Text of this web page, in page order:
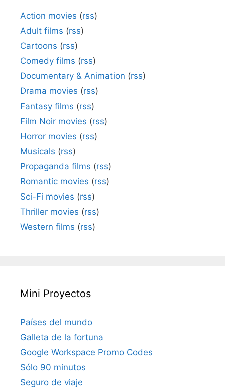
Action movies (rss)
Adult films (rss)
Cartoons (rss)
Comedy films (rss)
Documentary & Animation (rss)
Drama movies (rss)
Fantasy films (rss)
Film Noir movies (rss)
Horror movies (rss)
Musicals (rss)
Propaganda films (rss)
Romantic movies (rss)
Sci-Fi movies (rss)
Thriller movies (rss)
Western films (rss)
Mini Proyectos
Países del mundo
Galleta de la fortuna
Google Workspace Promo Codes
Sólo 90 minutos
Seguro de viaje